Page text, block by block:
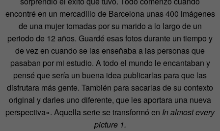
encontré en un mercadillo de Barcelona unas 400 imágenes
de una mujer tomadas por su marido a lo largo de un
periodo de 12 años. Guardé esas fotos durante un tiempo y
de vez en cuando se las enseñaba a las personas que
pasaban por mi estudio. A todo el mundo le encantaban y
pensé que sería un buena idea publicarlas para que las
disfrutara más gente. También para sacarlas de su contexto
original y darles uno diferente, que les aportara una nueva
perspectiva». Aquella serie se transformó en In almost every
picture 1.